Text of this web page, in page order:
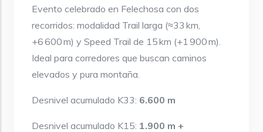
Evento celebrado en Felechosa con dos
recorridos: modalidad Trail larga (≈33 km,
+6 600 m) y Speed Trail de 15 km (+1 900 m).
Ideal para corredores que buscan caminos
elevados y pura montaña.
Desnivel acumulado K33: 6.600 m
Desnivel acumulado K15: 1.900 m +